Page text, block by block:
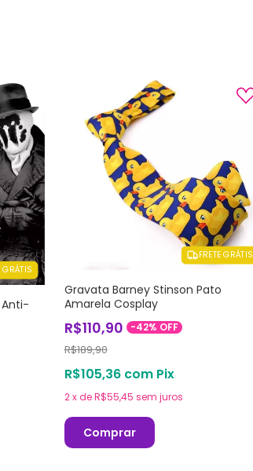
GRÁTIS
Anti-
FRETE GRÁTIS
Gravata Barney Stinson Pato
Amarela Cosplay
R$110,90 -42% OFF
R$189,90
R$105,36 com Pix
2 xdeR$55,45 sem juros
Comprar